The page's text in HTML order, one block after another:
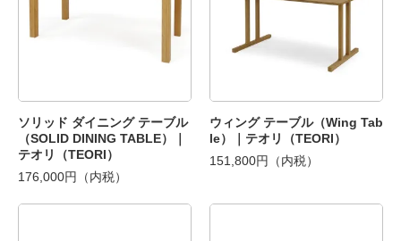
ソリッド ダイニング テーブル
（SOLID DINING TABLE）｜
テオリ（TEORI）
176,000円（内税）
ウィング テーブル（Wing Tab
le）｜テオリ（TEORI）
151,800円（内税）